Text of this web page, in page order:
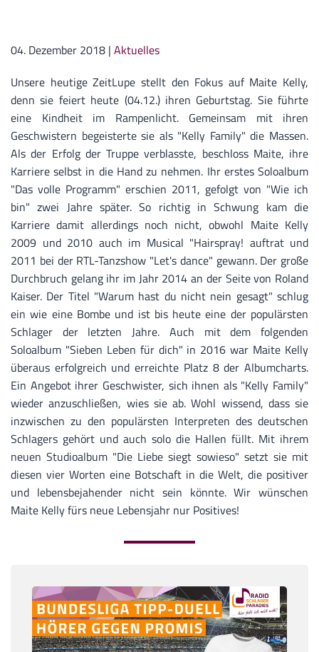
04. Dezember 2018 | Aktuelles
Unsere heutige ZeitLupe stellt den Fokus auf Maite Kelly,
denn sie feiert heute (04.12.) ihren Geburtstag. Sie führte
eine Kindheit im Rampenlicht. Gemeinsam mit ihren
Geschwistern begeisterte sie als "Kelly Family" die Massen.
Als der Erfolg der Truppe verblasste, beschloss Maite, ihre
Karriere selbst in die Hand zu nehmen. Ihr erstes Soloalbum
"Das volle Programm" erschien 2011, gefolgt von "Wie ich
bin" zwei Jahre später. So richtig in Schwung kam die
Karriere damit allerdings noch nicht, obwohl Maite Kelly
2009 und 2010 auch im Musical "Hairspray! auftrat und
2011 bei der RTL-Tanzshow "Let's dance" gewann. Der große
Durchbruch gelang ihr im Jahr 2014 an der Seite von Roland
Kaiser. Der Titel "Warum hast du nicht nein gesagt" schlug
ein wie eine Bombe und ist bis heute eine der populärsten
Schlager der letzten Jahre. Auch mit dem folgenden
Soloalbum "Sieben Leben für dich" in 2016 war Maite Kelly
überaus erfolgreich und erreichte Platz 8 der Albumcharts.
Ein Angebot ihrer Geschwister, sich ihnen als "Kelly Family"
wieder anzuschließen, wies sie ab. Wohl wissend, dass sie
inzwischen zu den populärsten Interpreten des deutschen
Schlagers gehört und auch solo die Hallen füllt. Mit ihrem
neuen Studioalbum "Die Liebe siegt sowieso" setzt sie mit
diesen vier Worten eine Botschaft in die Welt, die positiver
und lebensbejahender nicht sein könnte. Wir wünschen
Maite Kelly fürs neue Lebensjahr nur Positives!